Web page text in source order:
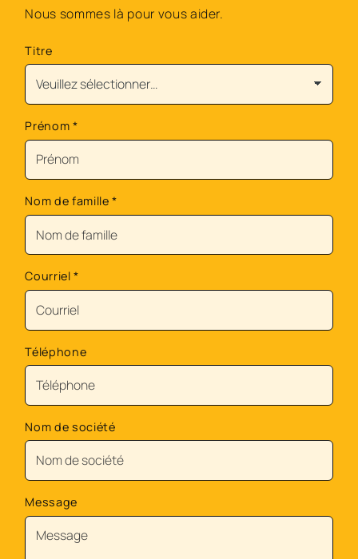
Nous sommes là pour vous aider.
Titre
Prénom *
Nom de famille*
Courriel*
Téléphone
Nom de société
Message